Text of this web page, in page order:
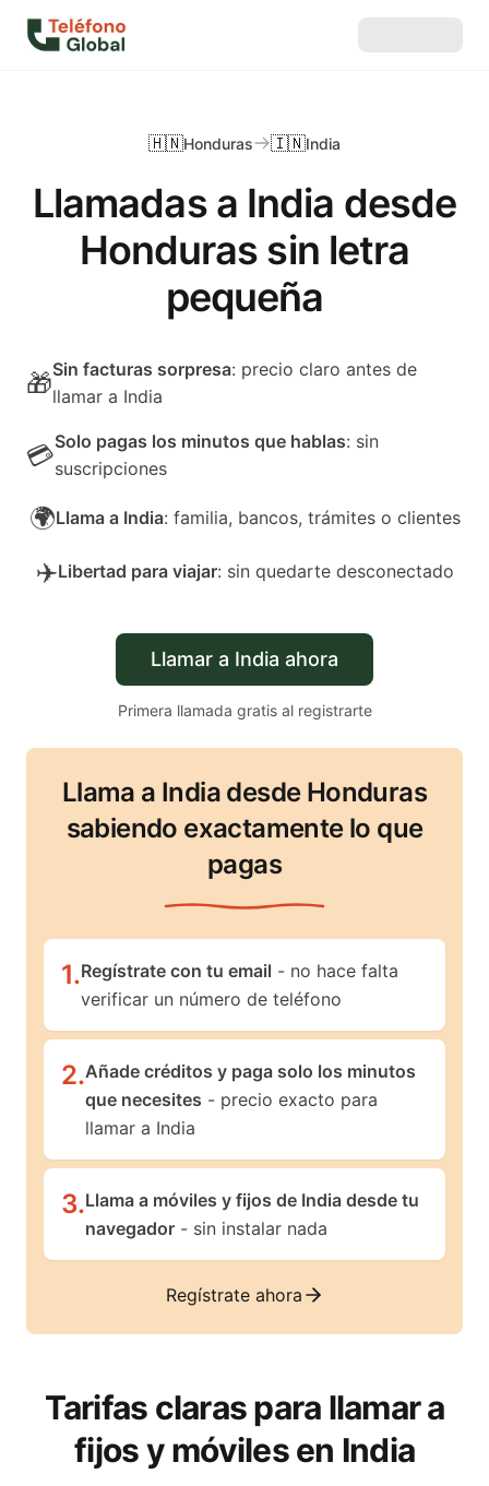
Llamadas a India desde
Honduras sin letra
pequeña
🇭🇳Honduras 🇮🇳India
🎁Sin facturas sorpresa: precio claro antes de
llamar a India
💳Solo pagas los minutos que hablas: sin
suscripciones
🌍Llama a India: familia, bancos, trámites o clientes
✈️Libertad para viajar: sin quedarte desconectado
Llamar a India ahora
Primera llamada gratis al registrarte
Llama a India desde Honduras
sabiendo exactamente lo que
pagas
1.Regístrate con tu email - no hace falta
verificar un número de teléfono
2.Añade créditos y paga solo los minutos
que necesites - precio exacto para
llamar a India
3.Llama a móviles y fijos de India desde tu
navegador - sin instalar nada
Regístrate ahora
Tarifas claras para llamar a
fijos y móviles en India